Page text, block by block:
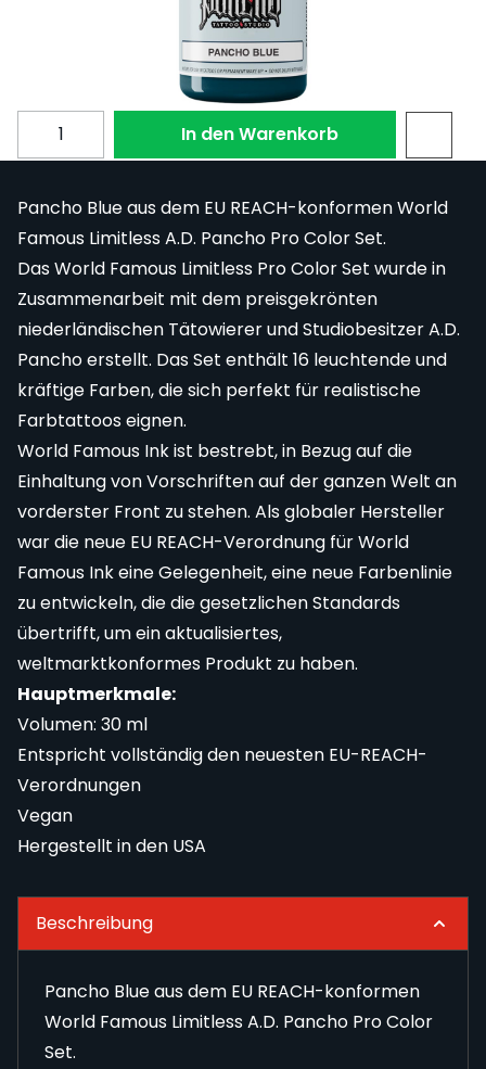
Menge In den Warenkorb
Pancho Blue aus dem EU REACH-konformen World
Famous Limitless A.D. Pancho Pro Color Set.
Das World Famous Limitless Pro Color Set wurde in
Zusammenarbeit mit dem preisgekrönten
niederländischen Tätowierer und Studiobesitzer A.D.
Pancho erstellt. Das Set enthält 16 leuchtende und
kräftige Farben, die sich perfekt für realistische
Farbtattoos eignen.
World Famous Ink ist bestrebt, in Bezug auf die
Einhaltung von Vorschriften auf der ganzen Welt an
vorderster Front zu stehen. Als globaler Hersteller
war die neue EU REACH-Verordnung für World
Famous Ink eine Gelegenheit, eine neue Farbenlinie
zu entwickeln, die die gesetzlichen Standards
übertrifft, um ein aktualisiertes,
weltmarktkonformes Produkt zu haben.
Hauptmerkmale:
Volumen: 30 ml
Entspricht vollständig den neuesten EU-REACH-
Verordnungen
Vegan
Hergestellt in den USA
Beschreibung
Pancho Blue aus dem EU REACH-konformen
World Famous Limitless A.D. Pancho Pro Color
Set.